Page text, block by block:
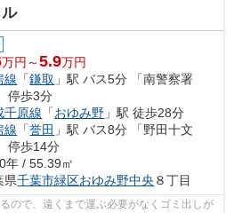
万円～5.9万円
線 「鎌取 」駅 バス5分 「南警察署
停歩3分
千原線 「おゆみ野 」駅 徒歩28分
線 「誉田 」駅 バス8分 「野田十文
停歩14分
年 / 55.39㎡
県千葉市緑区おゆみ野中央 ８丁目
ので、遠くまで運ぶ必要がなくゴミ出しが